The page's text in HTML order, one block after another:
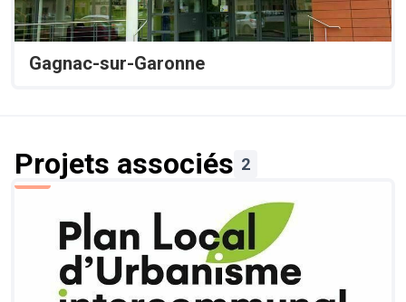
Gagnac-sur-Garonne
Projets associés 2